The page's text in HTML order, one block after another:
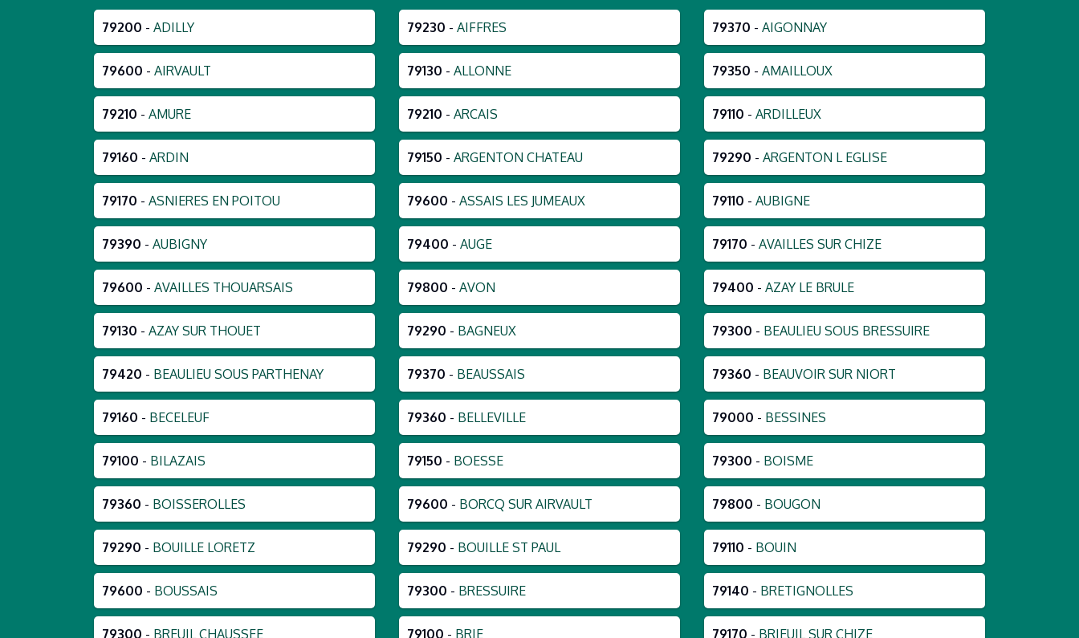
79200 - ADILLY 79230 - AIFFRES 79370 - AIGONNAY
79600 - AIRVAULT 79130 - ALLONNE 79350 - AMAILLOUX
79210 - AMURE 79210 - ARCAIS 79110 - ARDILLEUX
79160 - ARDIN 79150 - ARGENTON CHATEAU 79290 - ARGENTON L EGLISE
79170 - ASNIERES EN POITOU 79600 - ASSAIS LES JUMEAUX 79110 - AUBIGNE
79390 - AUBIGNY 79400 - AUGE 79170 - AVAILLES SUR CHIZE
79600 - AVAILLES THOUARSAIS 79800 - AVON 79400 - AZAY LE BRULE
79130 - AZAY SUR THOUET 79290 - BAGNEUX 79300 - BEAULIEU SOUS BRESSUIRE
79420 - BEAULIEU SOUS PARTHENAY 79370 - BEAUSSAIS 79360 - BEAUVOIR SUR NIORT
79160 - BECELEUF 79360 - BELLEVILLE 79000 - BESSINES
79100 - BILAZAIS 79150 - BOESSE 79300 - BOISME
79360 - BOISSEROLLES 79600 - BORCQ SUR AIRVAULT 79800 - BOUGON
79290 - BOUILLE LORETZ 79290 - BOUILLE ST PAUL 79110 - BOUIN
79600 - BOUSSAIS 79300 - BRESSUIRE 79140 - BRETIGNOLLES
79300 - BREUIL CHAUSSEE 79100 - BRIE 79170 - BRIEUIL SUR CHIZE